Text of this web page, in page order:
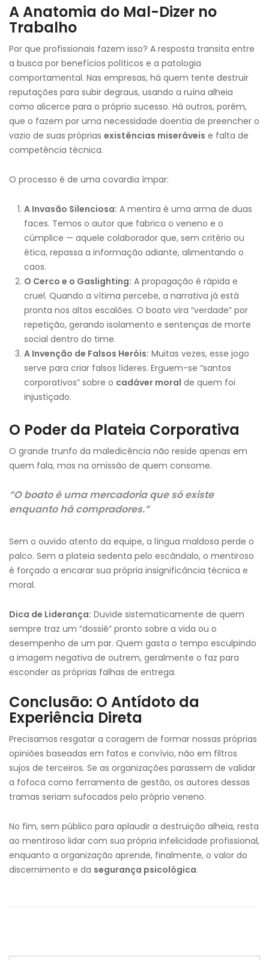
A Anatomia do Mal-Dizer no
Trabalho
Por que profissionais fazem isso? A resposta transita entre
a busca por benefícios políticos e a patologia
comportamental. Nas empresas, há quem tente destruir
reputações para subir degraus, usando a ruína alheia
como alicerce para o próprio sucesso. Há outros, porém,
que o fazem por uma necessidade doentia de preencher o
vazio de suas próprias existências miseráveis e falta de
competência técnica.
O processo é de uma covardia ímpar:
A Invasão Silenciosa: A mentira é uma arma de duas
faces. Temos o autor que fabrica o veneno e o
cúmplice — aquele colaborador que, sem critério ou
ética, repassa a informação adiante, alimentando o
caos.
O Cerco e o Gaslighting: A propagação é rápida e
cruel. Quando a vítima percebe, a narrativa já está
pronta nos altos escalões. O boato vira “verdade” por
repetição, gerando isolamento e sentenças de morte
social dentro do time.
A Invenção de Falsos Heróis: Muitas vezes, esse jogo
serve para criar falsos líderes. Erguem-se “santos
corporativos” sobre o cadáver moral de quem foi
injustiçado.
O Poder da Plateia Corporativa
O grande trunfo da maledicência não reside apenas em
quem fala, mas na omissão de quem consome.
“O boato é uma mercadoria que só existe
enquanto há compradores.”
Sem o ouvido atento da equipe, a língua maldosa perde o
palco. Sem a plateia sedenta pelo escândalo, o mentiroso
é forçado a encarar sua própria insignificância técnica e
moral.
Dica de Liderança: Duvide sistematicamente de quem
sempre traz um “dossiê” pronto sobre a vida ou o
desempenho de um par. Quem gasta o tempo esculpindo
a imagem negativa de outrem, geralmente o faz para
esconder as próprias falhas de entrega.
Conclusão: O Antídoto da
Experiência Direta
Precisamos resgatar a coragem de formar nossas próprias
opiniões baseadas em fatos e convívio, não em filtros
sujos de terceiros. Se as organizações parassem de validar
a fofoca como ferramenta de gestão, os autores dessas
tramas seriam sufocados pelo próprio veneno.
No fim, sem público para aplaudir a destruição alheia, resta
ao mentiroso lidar com sua própria infelicidade profissional,
enquanto a organização aprende, finalmente, o valor do
discernimento e da segurança psicológica.